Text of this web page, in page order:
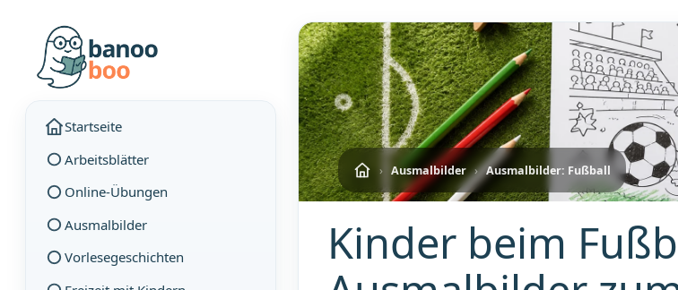
Startseite
Arbeitsblätter
Online-Übungen
Ausmalbilder
Vorlesegeschichten
› Ausmalbilder › Ausmalbilder: Fußball
Kinder beim